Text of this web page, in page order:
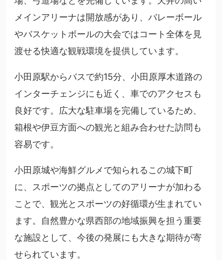
メインアリーナは開放感があり、バレーボール
やバスケットボールの大会ではコート全体を見
渡せる快適な観戦環境を提供しています。
小田原駅からバスで約15分、小田原厚木道路の
インターチェンジにも近く、車でのアクセスも
良好です。広大な駐車場を完備しているため、
箱根や伊豆方面への観光と組み合わせた訪問も
容易です。
小田原城や海鮮グルメで知られるこの城下町
に、スポーツの拠点としてのアリーナが加わる
ことで、観光とスポーツの好循環が生まれてい
ます。自然豊かな県西部の地域振興を担う重要
な施設として、今後の発展にも大きな期待が寄
せられています。